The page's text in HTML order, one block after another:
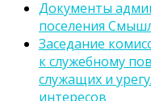
Документы
поселения
Заседание
к служебному
служащих и
интересов